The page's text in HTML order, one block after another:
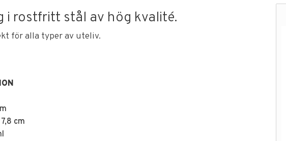
i rostfritt stål av hög kvalité.
för alla typer av uteliv.
cm